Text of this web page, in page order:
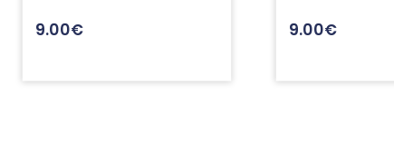
9.00€ 9.00€